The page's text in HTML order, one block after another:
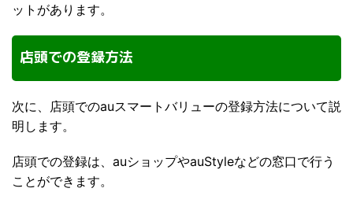
ットがあります。
店頭での登録方法
次に、店頭でのauスマートバリューの登録方法について説
明します。
店頭での登録は、auショップやauStyleなどの窓口で行う
ことができます。